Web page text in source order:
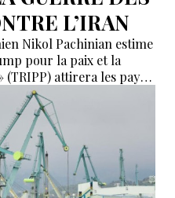
L’IRAN
Nikol Pachinian estime
pour la paix et la
attirera les pays
déclaré que
entraver sa mise en